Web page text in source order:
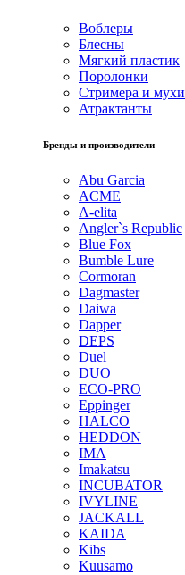
Воблеры
Блесны
Мягкий пластик
Поролонки
Стримера и мухи
Атрактанты
Бренды и производители
Abu Garcia
ACME
A-elita
Angler`s Republic
Blue Fox
Bumble Lure
Cormoran
Dagmaster
Daiwa
Dapper
DEPS
Duel
DUO
ECO-PRO
Eppinger
HALCO
HEDDON
IMA
Imakatsu
INCUBATOR
IVYLINE
JACKALL
KAIDA
Kibs
Kuusamo